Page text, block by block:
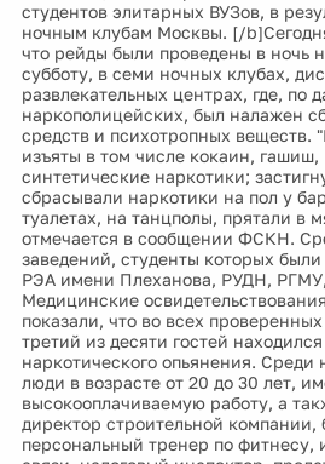
студентов элитарных ВУЗов, в
ночным клубам Москвы. [/
что рейды были проведены в ночь
субботу, в семи ночных клубах,
развлекательных центрах, где, по
наркополицейских, был налажен
средств и психотропных веществ.
изъяты в том числе кокаин,
синтетические наркотики;
сбрасывали наркотики на пол у
туалетах, на танцполы, прятали в
отмечается в сообщении ФСКН.
заведений, студенты которых
РЭА имени Плеханова, РУДН,
Медицинские
показали, что во всех
третий из десяти гостей
наркотического опьянения. Среди
люди в возрасте от 20 до 30 лет,
высокооплачиваемую работу, а
директор строительной компании,
персональный тренер по фитнесу,